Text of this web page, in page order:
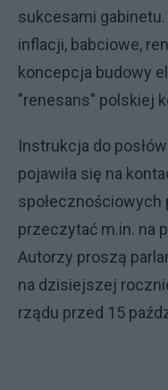
sukcesami
inflacji, babciowe,
koncepcja budowy
"renesans" polskiej
Instrukcja do
pojawiła się na
społecznościowych
przeczytać m.in. na
Autorzy proszą
na dzisiejszej
rządu przed 15